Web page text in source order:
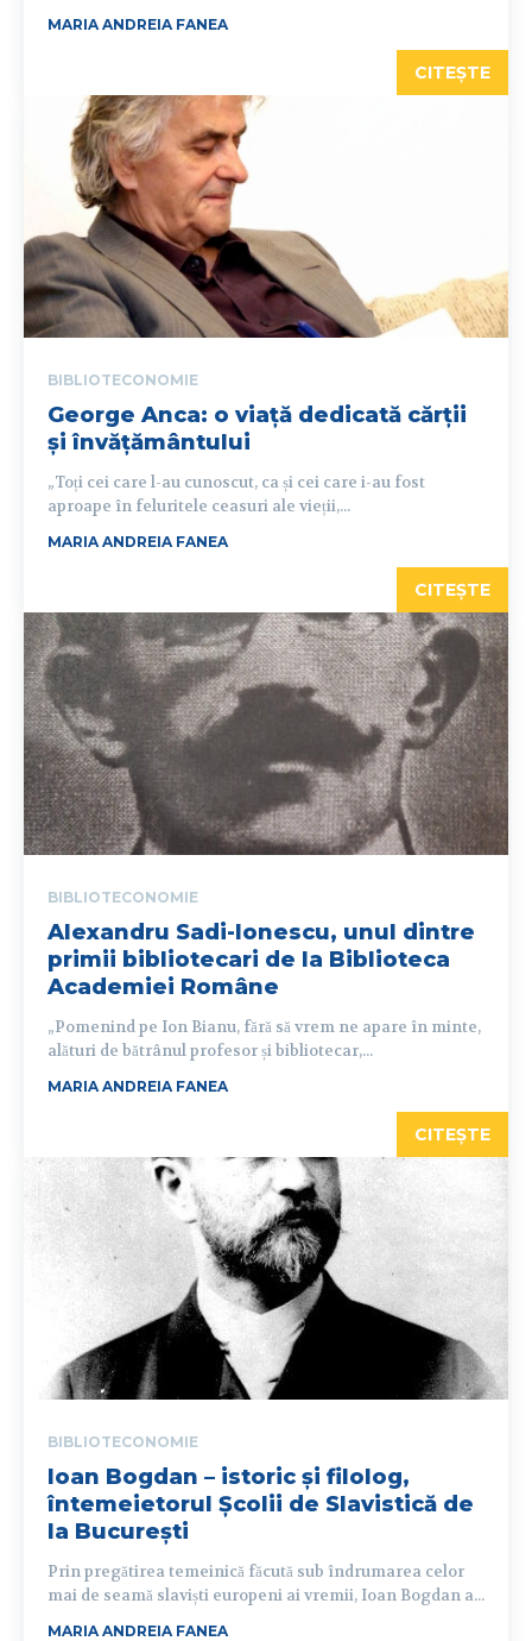
MARIA ANDREIA FANEA
CITEȘTE
BIBLIOTECONOMIE
George Anca: o viață dedicată cărții
și învățământului
„Toți cei care l-au cunoscut, ca și cei care i-au fost
aproape în feluritele ceasuri ale vieții,...
MARIA ANDREIA FANEA
CITEȘTE
BIBLIOTECONOMIE
Alexandru Sadi-Ionescu, unul dintre
primii bibliotecari de la Biblioteca
Academiei Române
„Pomenind pe Ion Bianu, fără să vrem ne apare în minte,
alături de bătrânul profesor și bibliotecar,...
MARIA ANDREIA FANEA
CITEȘTE
BIBLIOTECONOMIE
Ioan Bogdan – istoric și filolog,
întemeietorul Școlii de Slavistică de
la București
Prin pregătirea temeinică făcută sub îndrumarea celor
mai de seamă slaviști europeni ai vremii, Ioan Bogdan a...
MARIA ANDREIA FANEA